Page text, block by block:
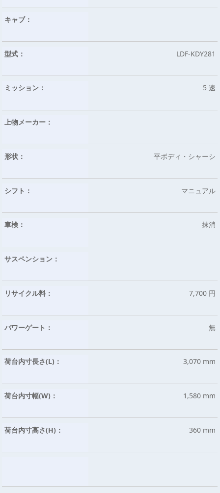
キャブ：
型式： LDF-KDY281
ミッション： 5 速
上物メーカー：
形状： 平ボディ・シャーシ
シフト： マニュアル
車検： 抹消
サスペンション：
リサイクル料： 7,700 円
パワーゲート： 無
荷台内寸長さ(L)： 3,070 mm
荷台内寸幅(W)： 1,580 mm
荷台内寸高さ(H)： 360 mm